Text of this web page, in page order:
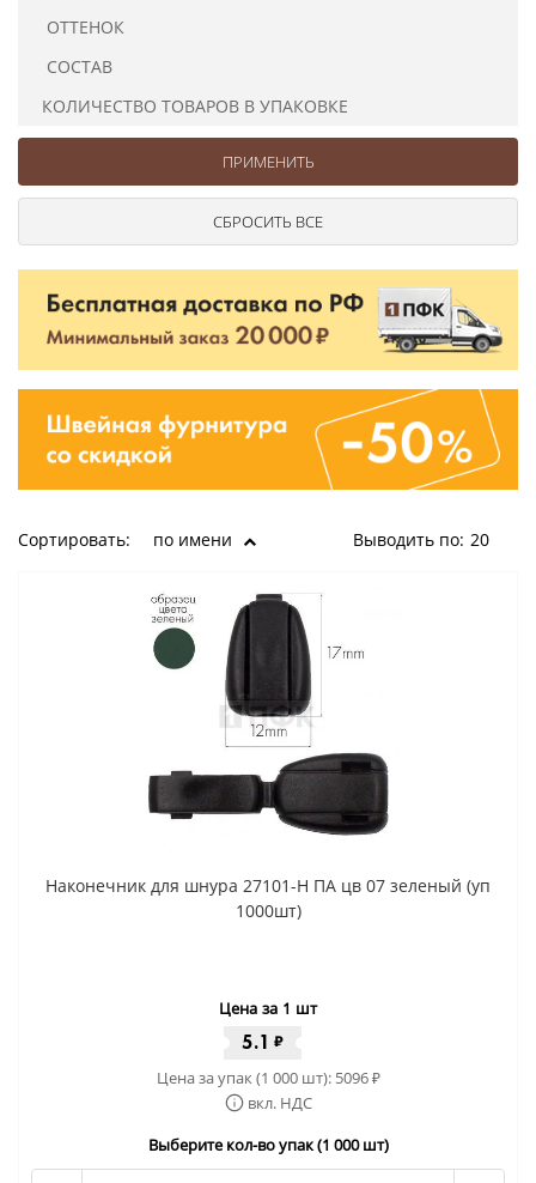
ОТТЕНОК
СОСТАВ
КОЛИЧЕСТВО ТОВАРОВ В УПАКОВКЕ
Сортировать: по имени Выводить по: 20
Наконечник для шнура 27101-Н ПА цв 07 зеленый (уп
1000шт)
Цена за 1 шт
5.1 ₽
Цена за упак (1 000 шт): 5096₽
вкл. НДС
Выберите кол-во упак (1 000 шт)
Элементы декора
Сумочная фурнитура